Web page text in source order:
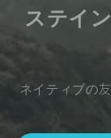
ステイ
ネイティブの